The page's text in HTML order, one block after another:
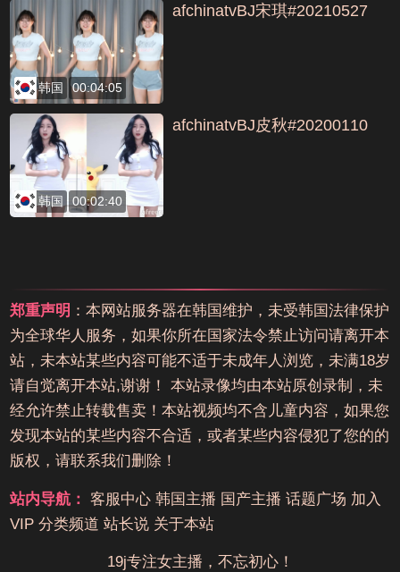
韩国 00:04:05
afchinatvBJ宋琪#20210527
韩国 00:02:40
afchinatvBJ皮秋#20200110
郑重声明 ：本网站服务器在韩国维护，未受韩国法律保护
为全球华人服务，如果你所在国家法令禁止访问请离开本
站，未本站某些内容可能不适于未成年人浏览，未满18岁
请自觉离开本站,谢谢！ 本站录像均由本站原创录制，未
经允许禁止转载售卖！本站视频均不含儿童内容，如果您
发现本站的某些内容不合适，或者某些内容侵犯了您的的
版权，请联系我们删除！
站内导航： 客服中心 韩国主播 国产主播 话题广场 加入
VIP 分类频道 站长说 关于本站
19j专注女主播，不忘初心！